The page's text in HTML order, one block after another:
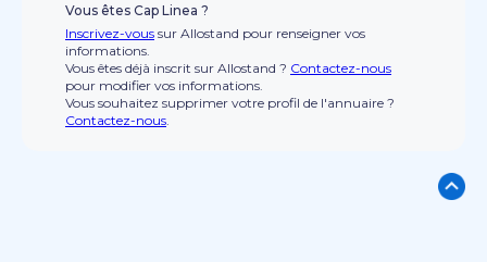
Vous êtes Cap Linea ?
Inscrivez-vous sur Allostand pour renseigner vos
informations.
Vous êtes déjà inscrit sur Allostand ? Contactez-nous
pour modifier vos informations.
Vous souhaitez supprimer votre profil de l'annuaire ?
Contactez-nous